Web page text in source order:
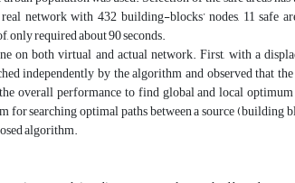
network with 432 building-blocks’ nodes, 11 safe
only required about 90 seconds.
on both virtual and actual network. First, with a
independently by the algorithm and observed that
overall performance to find global and local
searching optimal paths between a source (building
algorithm.